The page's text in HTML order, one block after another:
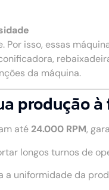
isso, essas
da máquina.
produção à
até 24.000 RPM,
longos turnos de
a uniformidade da